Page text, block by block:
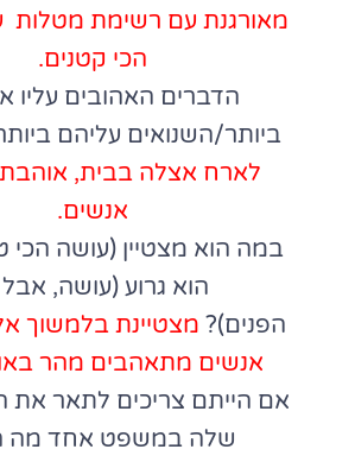
מאורגנת עם רשימת מטלות
הכי קטנים.
הדברים האהובים עליו
ביותר/השנואים עליהם
לארח אצלה בבית,
אנשים.
במה הוא מצטיין (עושה
הוא גרוע (עושה,
הפנים)? מצטיינת בלמשוך
אנשים מתאהבים מהר
אם הייתם צריכים לתאר את
שלה במשפט אחד מה